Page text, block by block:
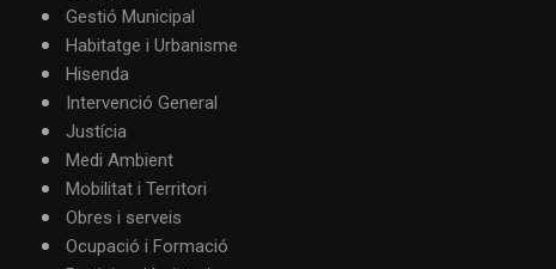
Gestió Municipal
Habitatge i Urbanisme
Hisenda
Intervenció General
Justícia
Medi Ambient
Mobilitat i Territori
Obres i serveis
Ocupació i Formació